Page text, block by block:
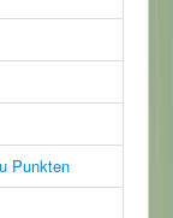
Punkten